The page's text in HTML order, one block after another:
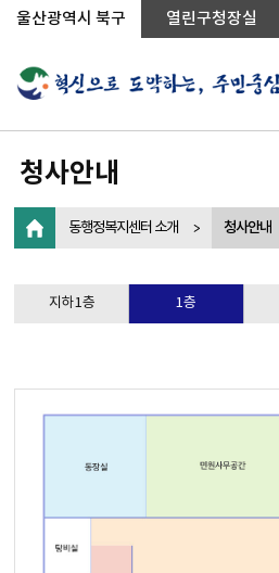
상단메뉴로 바로가기
전체메뉴로 바로가기
왼쪽메뉴로 바로가기
본문으로 바로가기
울산광역시 북구 열린구청장실
청사안내
동행정복지센터 소개 청사안내
지하 1층 1층